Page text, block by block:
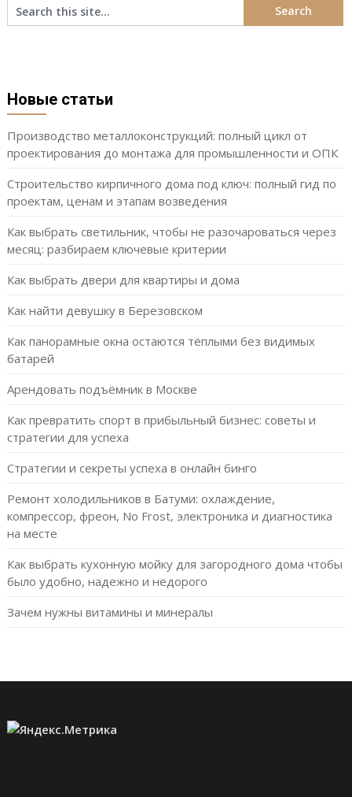
Новые статьи
Производство металлоконструкций: полный цикл от
проектирования до монтажа для промышленности и ОПК
Строительство кирпичного дома под ключ: полный гид по
проектам, ценам и этапам возведения
Как выбрать светильник, чтобы не разочароваться через
месяц: разбираем ключевые критерии
Как выбрать двери для квартиры и дома
Как найти девушку в Березовском
Как панорамные окна остаются тёплыми без видимых
батарей
Арендовать подъёмник в Москве
Как превратить спорт в прибыльный бизнес: советы и
стратегии для успеха
Стратегии и секреты успеха в онлайн бинго
Ремонт холодильников в Батуми: охлаждение,
компрессор, фреон, No Frost, электроника и диагностика
на месте
Как выбрать кухонную мойку для загородного дома чтобы
было удобно, надежно и недорого
Зачем нужны витамины и минералы